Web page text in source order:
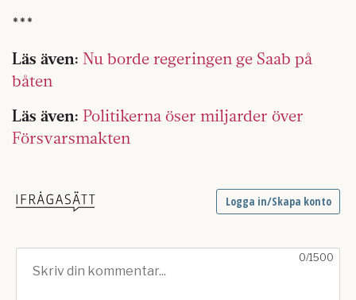
***
Läs även: Nu borde regeringen ge Saab på
båten
Läs även: Politikerna öser miljarder över
Försvarsmakten